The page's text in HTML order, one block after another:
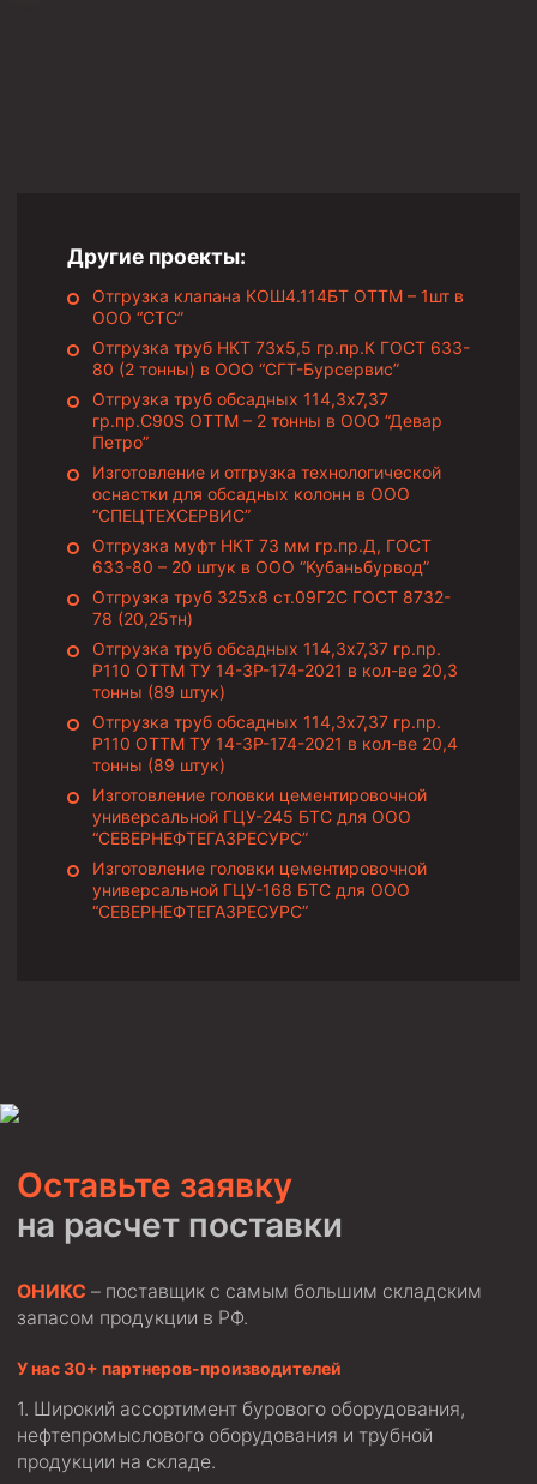
Муфта ОТТМ 245
Муфта ОТТМ 324
Муфта ОТТМ 178
Муфта ОТТМ 168
Муфта ОТТМ 114
Муфта ОТТГ 168
Муфта ОТТГ 146
Муфта ОТТГ 127
Муфта ОТТГ 114
Буровое оборудование
Фонтанная и запорная арматура
Оборудование для трубопроводов и манифольдов
высокого давления
Задвижки буровые
Буровые насосы
Противовыбросовое оборудование
Патрубки цементировочные ПЦ
Краны шаровые КШЗ
Устройство экранирующее для цементирования
скважин УЭЦС
Турбулизаторы типа ЦТ
Разъединители резьбовые РР
Переводники
Другие проекты:
Отгрузка клапана КОШ4.114БТ ОТТМ – 1шт в
ООО “СТС”
Отгрузка труб НКТ 73х5,5 гр.пр.К ГОСТ 633-
80 (2 тонны) в ООО “СГТ-Бурсервис”
Отгрузка труб обсадных 114,3х7,37
гр.пр.C90S ОТТМ – 2 тонны в ООО “Девар
Петро”
Изготовление и отгрузка технологической
оснастки для обсадных колонн в ООО
“СПЕЦТЕХСЕРВИС”
Отгрузка муфт НКТ 73 мм гр.пр.Д, ГОСТ
633-80 – 20 штук в ООО “Кубаньбурвод”
Отгрузка труб 325х8 ст.09Г2С ГОСТ 8732-
78 (20,25тн)
Отгрузка труб обсадных 114,3х7,37 гр.пр.
Р110 ОТТМ ТУ 14-3Р-174-2021 в кол-ве 20,3
тонны (89 штук)
Отгрузка труб обсадных 114,3х7,37 гр.пр.
Р110 ОТТМ ТУ 14-3Р-174-2021 в кол-ве 20,4
тонны (89 штук)
Изготовление головки цементировочной
универсальной ГЦУ-245 БТС для ООО
“СЕВЕРНЕФТЕГАЗРЕСУРС”
Изготовление головки цементировочной
универсальной ГЦУ-168 БТС для ООО
“СЕВЕРНЕФТЕГАЗРЕСУРС”
Оставьте заявку
на расчет поставки
ОНИКС – поставщик с самым большим складским
запасом продукции в РФ.
У нас 30+ партнеров-производителей
Широкий ассортимент бурового оборудования,
нефтепромыслового оборудования и трубной
продукции на складе.